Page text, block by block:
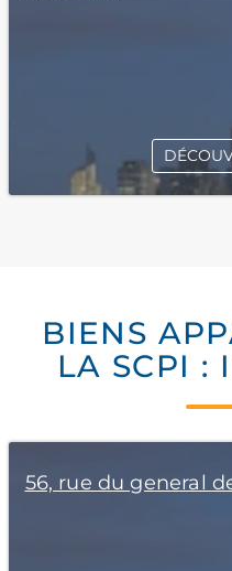
BIENS
LA SCPI :
56, rue du general